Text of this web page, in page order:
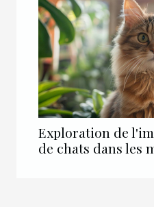
Exploration de
de chats dans les